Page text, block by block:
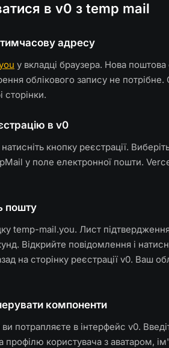
в v0 з temp mail
адресу
у вкладці браузера. Нова
облікового запису не
сторінки.
в v0
натисніть кнопку реєстрації.
у поле електронної пошти.
пошту
temp-mail.you. Лист
Відкрийте повідомлення і
на сторінку реєстрації v0. Ваш
компоненти
потрапляєте в інтерфейс v0.
користувача з аватаром,